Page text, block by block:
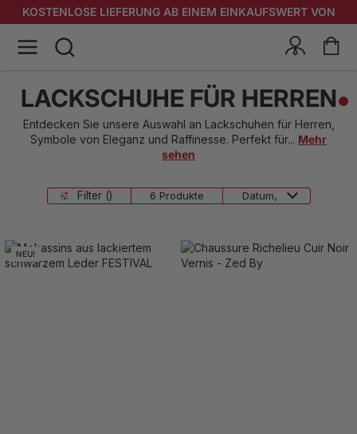
KOSTENLOSE LIEFERUNG AB EINEM EINKAUFSWERT VON
400 EUR
LACKSCHUHE FÜR HERREN
Entdecken Sie unsere Auswahl an Lackschuhen für Herren,
Symbole von Eleganz und Raffinesse. Perfekt für... Mehr
sehen
Filter () 6 Produkte
NEU!